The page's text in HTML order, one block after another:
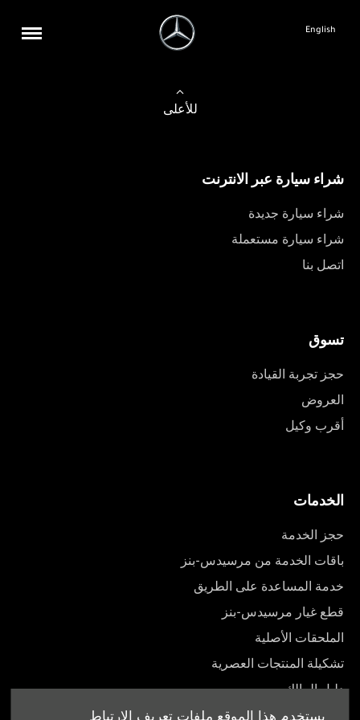
يستخدم هذا الموقع ملفات تعريف الارتباط
English
للأعلى
شراء سيارة عبر الانترنت
شراء سيارة جديدة
شراء سيارة مستعملة
اتصل بنا
تسوق
حجز تجربة القيادة
العروض
أقرب وكيل
الخدمات
حجز الخدمة
باقات الخدمة من مرسيدس-بنز
خدمة المساعدة على الطريق
قطع غيار مرسيدس-بنز
الملحقات الأصلية
تشكيلة المنتجات العصرية
دليل المالك